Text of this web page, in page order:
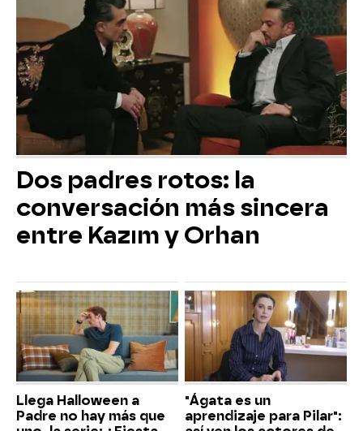
Dos padres rotos: la
conversación más sincera
entre Kazım y Orhan
Llega Halloween a
Padre no hay más que
"Ágata es un
aprendizaje para Pilar":